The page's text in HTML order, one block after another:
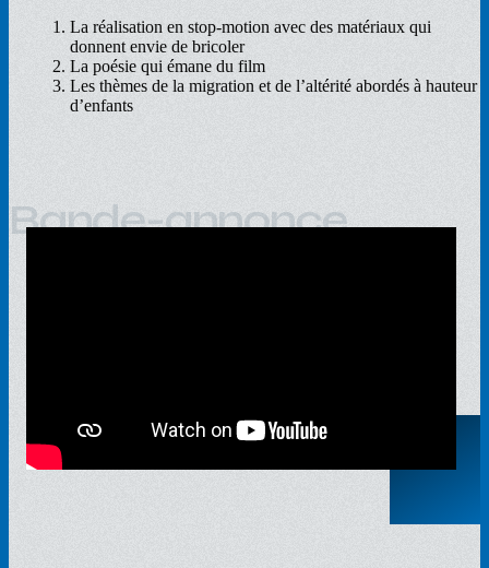
La réalisation en stop-motion avec des matériaux qui
donnent envie de bricoler
La poésie qui émane du film
Les thèmes de la migration et de l’altérité abordés à hauteur
d’enfants
Bande-annonce